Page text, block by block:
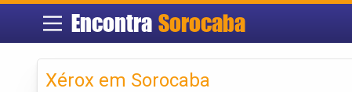
Encontra Sorocaba
Xérox em Sorocaba